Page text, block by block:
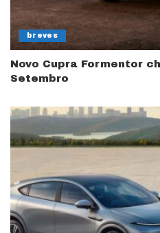
breves
Novo Cupra Formentor
Setembro